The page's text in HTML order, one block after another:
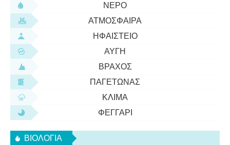
ΝΕΡΌ
ΑΤΜΌΣΦΑΙΡΑ
ΗΦΑΊΣΤΕΙΟ
ΑΥΓΉ
ΒΡΆΧΟΣ
ΠΑΓΕΤΏΝΑΣ
ΚΛΊΜΑ
ΦΕΓΓΆΡΙ
ΒΙΟΛΟΓΊΑ